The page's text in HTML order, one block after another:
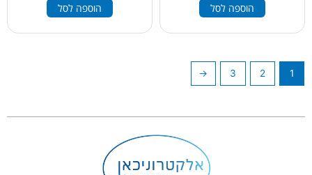
הוספה לסל הוספה לסל
1
2
3
←